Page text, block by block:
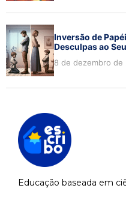
Inversão de
Desculpas ao
8 de dezembro de
Educação baseada em